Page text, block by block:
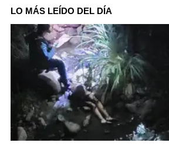
of
14
seconds
LO MÁS LEÍDO DEL DÍA